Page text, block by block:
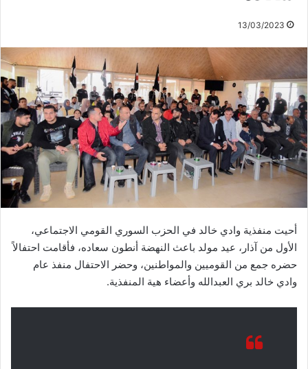
13/03/2023
أحيت منفذية وادي خالد في الحزب السوري القومي الاجتماعي،
الأول من آذار، عيد مولد باعث النهضة أنطون سعاده، فأقامت احتفالاً
حضره جمع من القوميين والمواطنين، وحضر الاحتفال منفذ عام
وادي خالد بري العبدالله وأعضاء هية المنفذية.